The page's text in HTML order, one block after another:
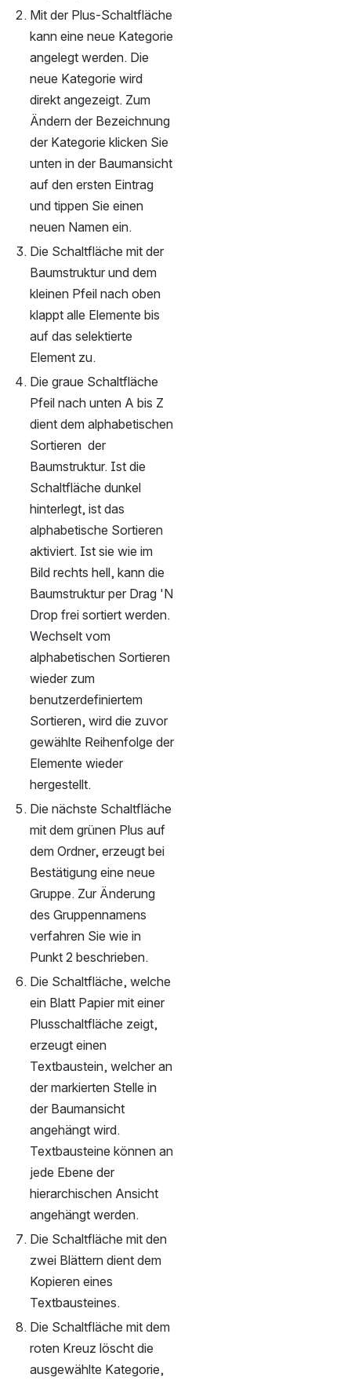
Mit der Plus-Schaltfläche
kann eine neue Kategorie
angelegt werden. Die
neue Kategorie wird
direkt angezeigt. Zum
Ändern der Bezeichnung
der Kategorie klicken Sie
unten in der Baumansicht
auf den ersten Eintrag
und tippen Sie einen
neuen Namen ein.
Die Schaltfläche mit der
Baumstruktur und dem
kleinen Pfeil nach oben
klappt alle Elemente bis
auf das selektierte
Element zu.
Die graue Schaltfläche
Pfeil nach unten A bis Z
dient dem alphabetischen
Sortieren  der
Baumstruktur. Ist die
Schaltfläche dunkel
hinterlegt, ist das
alphabetische Sortieren
aktiviert. Ist sie wie im
Bild rechts hell, kann die
Baumstruktur per Drag 'N
Drop frei sortiert werden.
Wechselt vom
alphabetischen Sortieren
wieder zum
benutzerdefiniertem
Sortieren, wird die zuvor
gewählte Reihenfolge der
Elemente wieder
hergestellt.
Die nächste Schaltfläche
mit dem grünen Plus auf
dem Ordner, erzeugt bei
Bestätigung eine neue
Gruppe. Zur Änderung
des Gruppennamens
verfahren Sie wie in
Punkt 2 beschrieben.
Die Schaltfläche, welche
ein Blatt Papier mit einer
Plusschaltfläche zeigt,
erzeugt einen
Textbaustein, welcher an
der markierten Stelle in
der Baumansicht
angehängt wird.
Textbausteine können an
jede Ebene der
hierarchischen Ansicht
angehängt werden.
Die Schaltfläche mit den
zwei Blättern dient dem
Kopieren eines
Textbausteines.
Die Schaltfläche mit dem
roten Kreuz löscht die
ausgewählte Kategorie,